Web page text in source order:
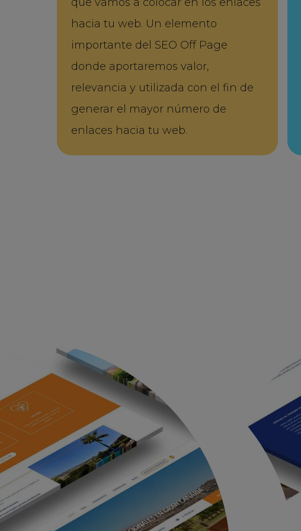
hacia tu web. Un elemento
importante del SEO Off Page
donde aportaremos valor,
relevancia y utilizada con el fin de
generar el mayor número de
enlaces hacia tu web.